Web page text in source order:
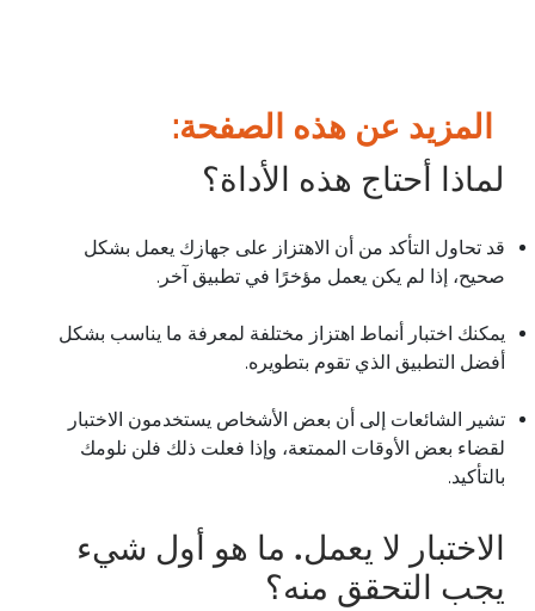
المزيد عن هذه الصفحة:
لماذا أحتاج هذه الأداة؟
قد تحاول التأكد من أن الاهتزاز على جهازك يعمل بشكل
صحيح، إذا لم يكن يعمل مؤخرًا في تطبيق آخر.
يمكنك اختبار أنماط اهتزاز مختلفة لمعرفة ما يناسب بشكل
أفضل التطبيق الذي تقوم بتطويره.
تشير الشائعات إلى أن بعض الأشخاص يستخدمون الاختبار
لقضاء بعض الأوقات الممتعة، وإذا فعلت ذلك فلن نلومك
بالتأكيد.
الاختبار لا يعمل. ما هو أول شيء
يجب التحقق منه؟